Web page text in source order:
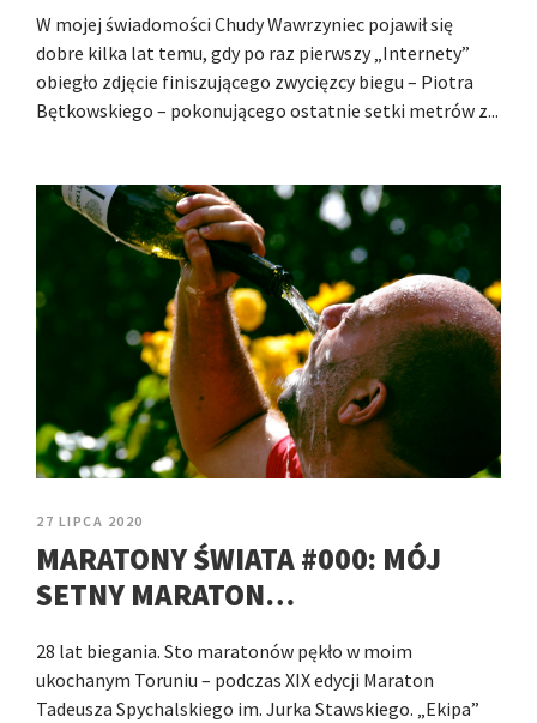
W mojej świadomości Chudy Wawrzyniec pojawił się
dobre kilka lat temu, gdy po raz pierwszy „Internety”
obiegło zdjęcie finiszującego zwycięzcy biegu – Piotra
Bętkowskiego – pokonującego ostatnie setki metrów z...
27 LIPCA 2020
MARATONY ŚWIATA #000: MÓJ
SETNY MARATON…
28 lat biegania. Sto maratonów pękło w moim
ukochanym Toruniu – podczas XIX edycji Maraton
Tadeusza Spychalskiego im. Jurka Stawskiego. „Ekipa”